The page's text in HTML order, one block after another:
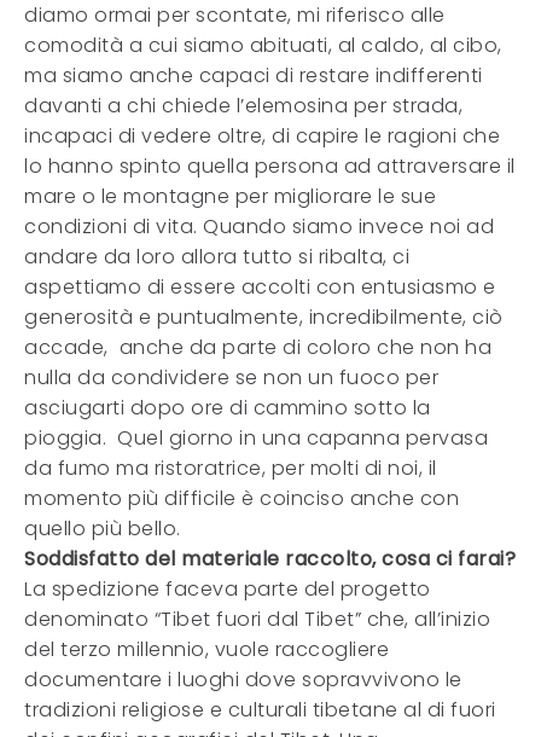
diamo ormai per scontate, mi riferisco alle
comodità a cui siamo abituati, al caldo, al cibo,
ma siamo anche capaci di restare indifferenti
davanti a chi chiede l’elemosina per strada,
incapaci di vedere oltre, di capire le ragioni che
lo hanno spinto quella persona ad attraversare il
mare o le montagne per migliorare le sue
condizioni di vita. Quando siamo invece noi ad
andare da loro allora tutto si ribalta, ci
aspettiamo di essere accolti con entusiasmo e
generosità e puntualmente, incredibilmente, ciò
accade, anche da parte di coloro che non ha
nulla da condividere se non un fuoco per
asciugarti dopo ore di cammino sotto la
pioggia. Quel giorno in una capanna pervasa
da fumo ma ristoratrice, per molti di noi, il
momento più difficile è coinciso anche con
quello più bello.
Soddisfatto del materiale raccolto, cosa ci farai?
La spedizione faceva parte del progetto
denominato “Tibet fuori dal Tibet” che, all’inizio
del terzo millennio, vuole raccogliere
documentare i luoghi dove sopravvivono le
tradizioni religiose e culturali tibetane al di fuori